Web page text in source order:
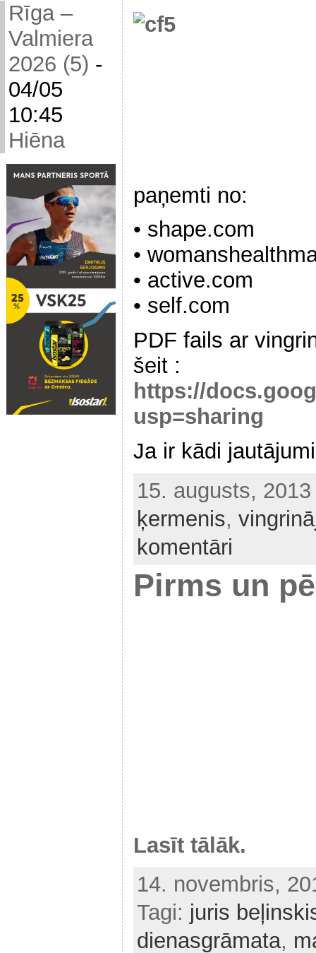
Rīga –
Valmiera
2026 (5) -
04/05
10:45
Hiēna
paņemti no:
• shape.com
•
• active.com
• self.com
PDF fails ar
šeit :
https://
usp=sharing
Ja ir kādi
15. augusts,
ķermenis,
komentāri
Pirms un
Lasīt tālāk.
14. novembris,
Tagi: juris
dienasgrāmata,